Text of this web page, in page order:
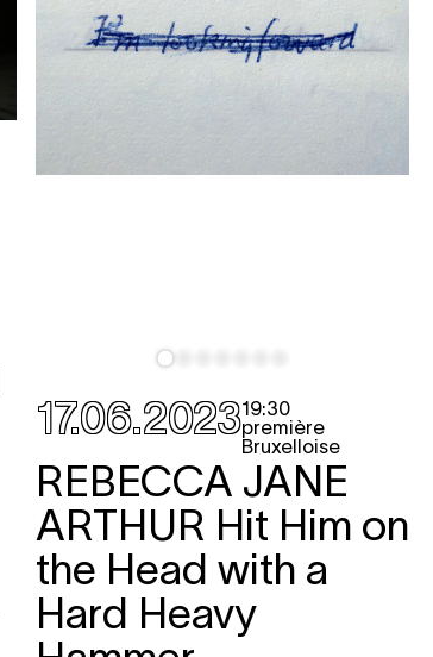
17.06.202319:30
première
Bruxelloise
REBECCA JANE
ARTHUR Hit Him on
the Head with a
Hard Heavy